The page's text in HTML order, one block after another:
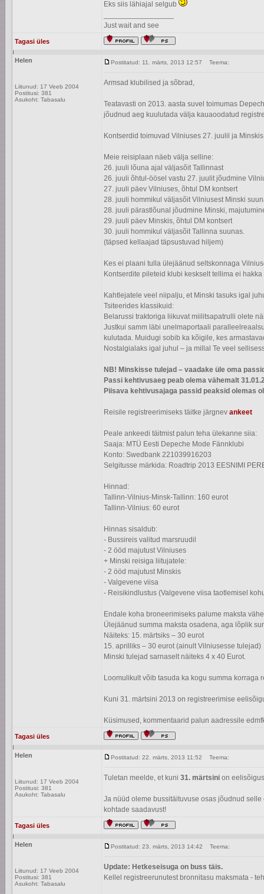
Eks siis lähiajal selgub
Just wait and see
Tagasi üles
Helen
Liitunud: 17 Veeb 2004
Postitusi: 381
Asukoht: Tabasalu
Postitatud: 11. märts, 2013 12:57 Teema:
Armsad klubilised ja sõbrad,
Teatavasti on 2013. aasta suvel toimumas
jõudnud aeg kuulutada välja kauaoodatud
Kontserdid toimuvad Vilniuses 27. juulil ja
Meie reisiplaan näeb välja selline:
26. juuli lõuna ajal väljasõit Tallinnast
26. juuli õhtul-öösel vastu 27. juulit jõudmine
27. juuli päev Vilniuses, õhtul DM kontsert
28. juuli hommikul väljasõit Vilniusest Minski
28. juuli pärastlõunal jõudmine Minski,
29. juuli päev Minskis, õhtul DM kontsert
30. juuli hommikul väljasõit Tallinna suunas.
(täpsed kellaajad täpsustuvad hiljem)
Kes ei plaani tulla ülejäänud seltskonnaga
Kontserdite pileteid klubi keskselt tellima ei
Kahtlejatele veel niipalju, et Minski tasuks igal
Tsiteerides klassikuid:
Belarussi traktoriga liikuvat miilitsapatrulli olete
Justkui samm läbi unelmaportaali
kulutada. Muidugi sobib ka kõigile, kes
Nostalgialaks igal juhul – ja millal Te veel
NB! Minskisse tulejad – vaadake üle oma
Passi kehtivusaeg peab olema vähemalt
Piisava kehtivusajaga passid peaksid olemas
Reisile registreerimiseks täitke järgnev ankeet
Peale ankeedi täitmist palun teha ülekanne siia:
Saaja: MTÜ Eesti Depeche Mode Fännklubi
Konto: Swedbank 221039916203
Selgitusse märkida: Roadtrip 2013 EESNIMI
Hinnad:
Tallinn-Vilnius-Minsk-Tallinn: 160 eurot
Tallinn-Vilnius: 60 eurot
Hinnas sisaldub:
- Bussireis valitud marsruudil
- 2 ööd majutust Vilniuses
+ Minski reisiga liitujatele:
- 2 ööd majutust Minskis
- Valgevene viisa
- Reisikindlustus (Valgevene viisa taotlemisel
Endale koha broneerimiseks palume maksta
Ülejäänud summa maksta osadena, aga lõplik
Näiteks: 15. märtsiks – 30 eurot
15. aprilliks – 30 eurot (ainult Vilniusesse tulejad)
Minski tulejad sarnaselt näiteks 4 x 40 Eurot.
Loomulikult võib tasuda ka kogu summa korraga
Kuni 31. märtsini 2013 on registreerimise
Küsimused, kommentaarid palun aadressile
Tagasi üles
Helen
Liitunud: 17 Veeb 2004
Postitusi: 381
Asukoht: Tabasalu
Postitatud: 22. märts, 2013 11:52 Teema:
Tuletan meelde, et kuni 31. märtsini on
Ja nüüd oleme bussitäituvuse osas jõudnud
kohtade saadavust!
Tagasi üles
Helen
Liitunud: 17 Veeb 2004
Postitusi: 381
Asukoht: Tabasalu
Postitatud: 23. märts, 2013 14:42 Teema:
Update: Hetkeseisuga on buss täis.
Kellel registreerunutest bronnitasu maksmata -